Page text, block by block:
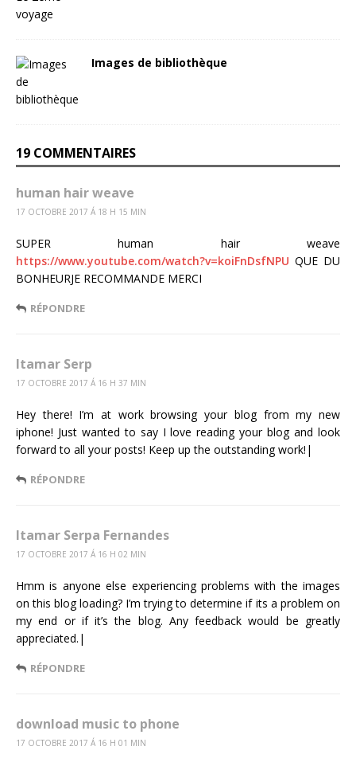
Images de bibliothèque
19 COMMENTAIRES
human hair weave
17 OCTOBRE 2017 Á 18 H 15 MIN
SUPER human hair weave
https://www.youtube.com/watch?v=koiFnDsfNPU QUE DU
BONHEURJE RECOMMANDE MERCI
RÉPONDRE
Itamar Serp
17 OCTOBRE 2017 Á 16 H 37 MIN
Hey there! I’m at work browsing your blog from my new
iphone! Just wanted to say I love reading your blog and look
forward to all your posts! Keep up the outstanding work!|
RÉPONDRE
Itamar Serpa Fernandes
17 OCTOBRE 2017 Á 16 H 02 MIN
Hmm is anyone else experiencing problems with the images
on this blog loading? I’m trying to determine if its a problem on
my end or if it’s the blog. Any feedback would be greatly
appreciated.|
RÉPONDRE
download music to phone
17 OCTOBRE 2017 Á 16 H 01 MIN